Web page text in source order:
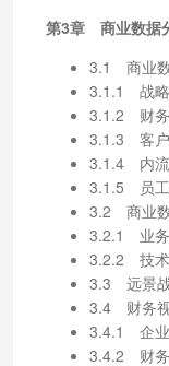
第3章 商业数据
3.1 商业
3.1.1 战
3.1.2 财
3.1.3 客户
3.1.4 内流
3.1.5 员工
3.2 商业
3.2.1 业务
3.2.2 技术
3.3 远景
3.4 财务
3.4.1 企业
3.4.2 财务